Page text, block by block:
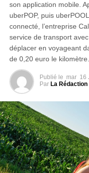
son application mobile.
uberPOP, puis
connecté, l’entreprise
service de transport
déplacer en voyageant
de 0,20 euro le kilomètre.
Publié le mar 16
Par La Rédaction